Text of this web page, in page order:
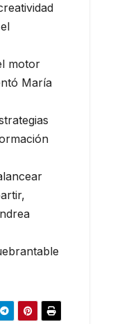
motor
María